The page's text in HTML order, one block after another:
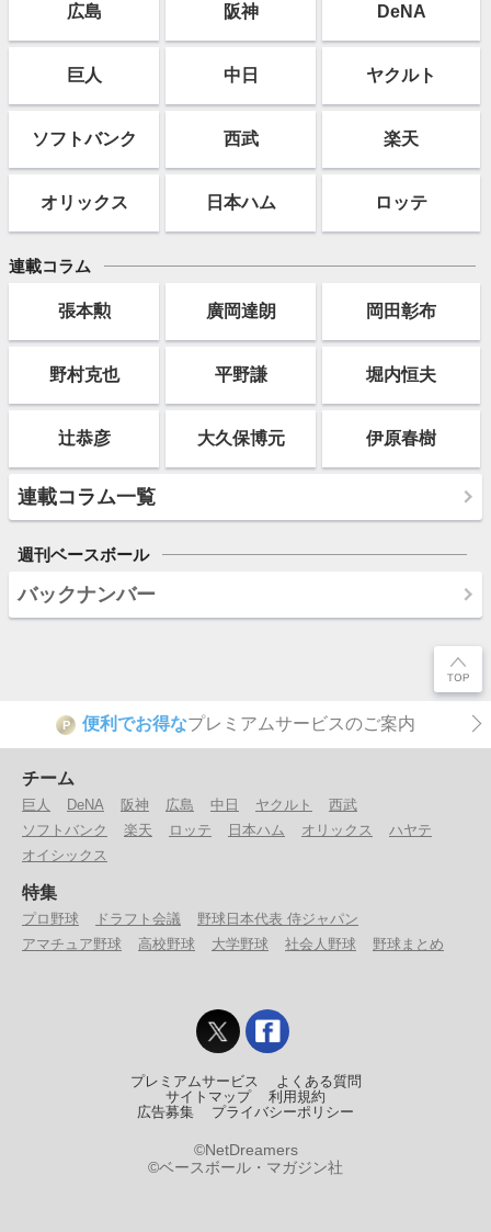
広島 阪神 DeNA
巨人 中日 ヤクルト
ソフトバンク 西武 楽天
オリックス 日本ハム ロッテ
連載コラム
張本勲 廣岡達朗 岡田彰布
野村克也 平野謙 堀内恒夫
辻恭彦 大久保博元 伊原春樹
連載コラム一覧
週刊ベースボール
バックナンバー
P 便利でお得なプレミアムサービスのご案内
チーム
巨人 DeNA 阪神 広島 中日 ヤクルト
西武
ソフトバンク
楽天 ロッテ 日本ハム オリックス
ハヤテ
オイシックス
特集
プロ野球 ドラフト会議
野球日本代表 侍ジャパン
アマチュア野球
高校野球 大学野球 社会人野球 野球まとめ
プレミアムサービス
よくある質問
サイトマップ
利用規約
広告募集
プライバシーポリシー
©NetDreamers
©ベースボール・マガジン社